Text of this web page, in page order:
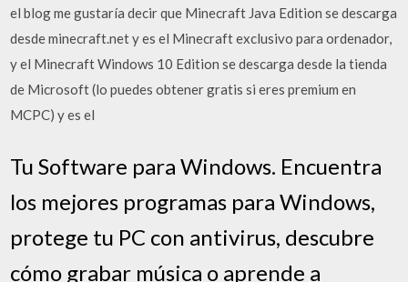
el blog me gustaría decir que Minecraft Java Edition se descarga
desde minecraft.net y es el Minecraft exclusivo para ordenador,
y el Minecraft Windows 10 Edition se descarga desde la tienda
de Microsoft (lo puedes obtener gratis si eres premium en
MCPC) y es el
Tu Software para Windows. Encuentra
los mejores programas para Windows,
protege tu PC con antivirus, descubre
cómo grabar música o aprende a